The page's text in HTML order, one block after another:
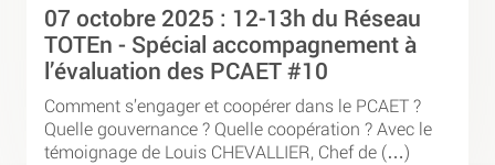
07 octobre 2025 : 12-13h du Réseau
TOTEn - Spécial accompagnement à
l’évaluation des PCAET #10
Comment s’engager et coopérer dans le PCAET ?
Quelle gouvernance ? Quelle coopération ? Avec le
témoignage de Louis CHEVALLIER, Chef de (…)